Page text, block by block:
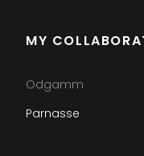
MY
Odgamm
Parnasse